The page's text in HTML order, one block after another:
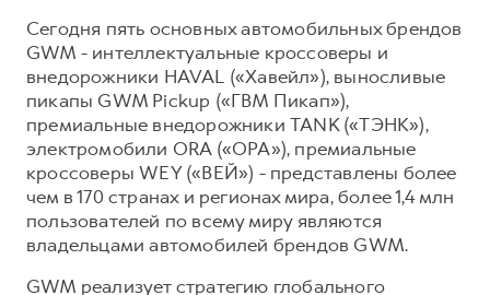
Сегодня пять основных автомобильных брендов
GWM - интеллектуальные кроссоверы и
внедорожники HAVAL («Хавейл»), выносливые
пикапы GWM Pickup («ГВМ Пикап»),
премиальные внедорожники TANK («ТЭНК»),
электромобили ORA («ОРА»), премиальные
кроссоверы WEY («ВЕЙ») - представлены более
чем в 170 странах и регионах мира, более 1,4 млн
пользователей по всему миру являются
владельцами автомобилей брендов GWM.
GWM реализует стратегию глобального